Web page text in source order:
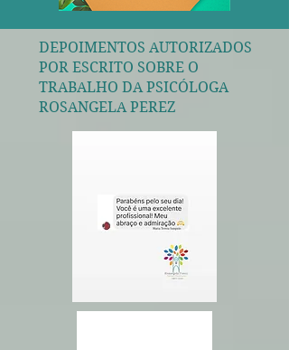
DEPOIMENTOS AUTORIZADOS
POR ESCRITO SOBRE O
TRABALHO DA PSICÓLOGA
ROSANGELA PEREZ